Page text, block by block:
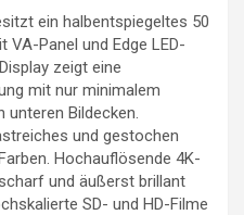
ein halbentspiegeltes 50
VA-Panel und Edge LED-
zeigt eine
mit nur minimalem
unteren Bildecken.
und gestochen
Hochauflösende 4K-
und äußerst brillant
SD- und HD-Filme